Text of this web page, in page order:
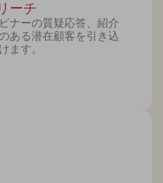
ーチ
ナーの質疑応答、紹介
ある潜在顧客を引き込
ます。